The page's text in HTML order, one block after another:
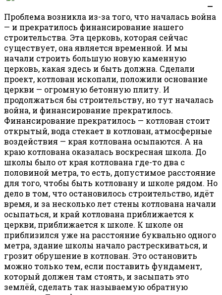
—
Проблема возникла из-за того, что началась война
— и прекратилось финансирование нашего
строительства. Эта церковь, которая сейчас
существует, она является временной. И мы
начали строить большую новую каменную
церковь, какая здесь и быть должна. Сделали
проект, котлован ископали, положили основание
церкви — огромную бетонную плиту. И
продолжаться бы строительству, но тут началась
война, и финансирование прекратилось.
Финансирование прекратилось — котлован стоит
открытый, вода стекает в котлован, атмосферные
воздействия — края котлована осыпаются. А на
краю котлована оказалась воскресная школа. До
школы было от края котлована где-то два с
половиной метра, то есть, допустимое расстояние
для того, чтобы быть котловану и школе рядом. Но
дело в том, что остановилось строительство, идёт
время, и за несколько лет стены котлована начали
осыпаться, и край котлована приближается к
церкви, приближается к школе. К школе он
приблизился уже на расстояние буквально одного
метра, здание школы начало растрескиваться, и
грозит обрушение в котлован. Это остановить
можно только тем, если поставить фундамент,
который должен там стоять, и засыпать это
землёй, сделать так называемую обратную